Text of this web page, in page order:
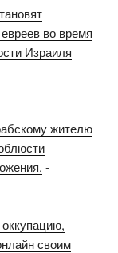
во время
Израиля
жителю
-
своим